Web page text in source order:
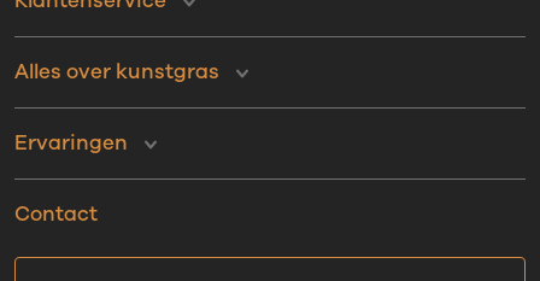
Alles over kunstgras
Ervaringen
Contact